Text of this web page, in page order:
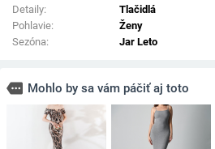
Detaily:
Tlačidlá
Pohlavie:
Ženy
Sezóna:
Jar Leto
more Mohlo by sa vám páčiť aj toto